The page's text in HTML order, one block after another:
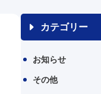
カテゴリー
お知らせ
その他